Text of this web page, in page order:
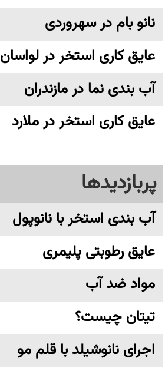
نانو بام در سهروردی
عایق کاری استخر در لواسان
آب بندی نما در مازندران
عایق کاری استخر در ملارد
پربازدیدها
آب بندی استخر با نانوپول
عایق رطوبتی پلیمری
مواد ضد آب
تیتان چیست؟
اجرای نانوشیلد با قلم مو